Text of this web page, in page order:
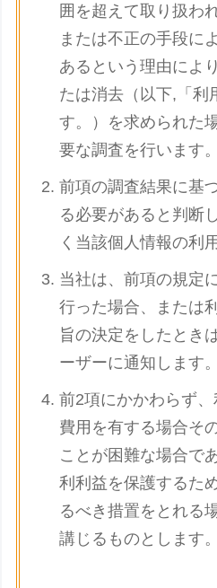
囲を超えて取り扱わ
または不正の手段に
あるという理由によ
たは消去（以下,「利
す。）を求められた
要な調査を行います。
前項の調査結果に基
る必要があると判断
く当該個人情報の利
当社は、前項の規定
行った場合、または
旨の決定をしたとき
ーザーに通知します。
前2項にかかわらず
費用を有する場合そ
ことが困難な場合で
利利益を保護するた
るべき措置をとれる
講じるものとします。